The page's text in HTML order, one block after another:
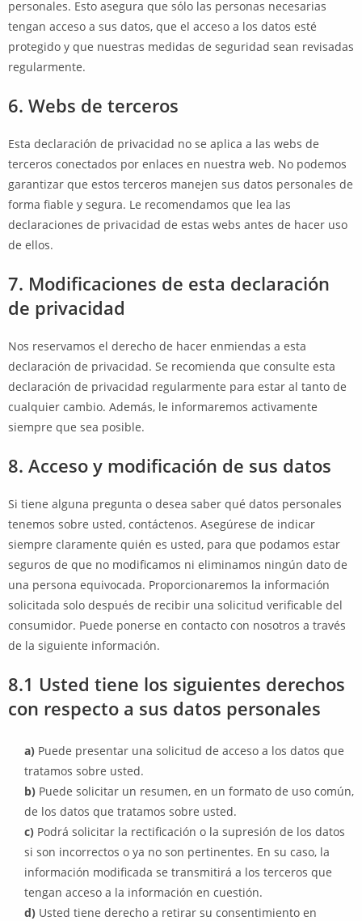
personales. Esto asegura que sólo las personas necesarias
tengan acceso a sus datos, que el acceso a los datos esté
protegido y que nuestras medidas de seguridad sean revisadas
regularmente.
6. Webs de terceros
Esta declaración de privacidad no se aplica a las webs de
terceros conectados por enlaces en nuestra web. No podemos
garantizar que estos terceros manejen sus datos personales de
forma fiable y segura. Le recomendamos que lea las
declaraciones de privacidad de estas webs antes de hacer uso
de ellos.
7. Modificaciones de esta declaración
de privacidad
Nos reservamos el derecho de hacer enmiendas a esta
declaración de privacidad. Se recomienda que consulte esta
declaración de privacidad regularmente para estar al tanto de
cualquier cambio. Además, le informaremos activamente
siempre que sea posible.
8. Acceso y modificación de sus datos
Si tiene alguna pregunta o desea saber qué datos personales
tenemos sobre usted, contáctenos. Asegúrese de indicar
siempre claramente quién es usted, para que podamos estar
seguros de que no modificamos ni eliminamos ningún dato de
una persona equivocada. Proporcionaremos la información
solicitada solo después de recibir una solicitud verificable del
consumidor. Puede ponerse en contacto con nosotros a través
de la siguiente información.
8.1 Usted tiene los siguientes derechos
con respecto a sus datos personales
Puede presentar una solicitud de acceso a los datos que
tratamos sobre usted.
Puede solicitar un resumen, en un formato de uso común,
de los datos que tratamos sobre usted.
Podrá solicitar la rectificación o la supresión de los datos
si son incorrectos o ya no son pertinentes. En su caso, la
información modificada se transmitirá a los terceros que
tengan acceso a la información en cuestión.
Usted tiene derecho a retirar su consentimiento en